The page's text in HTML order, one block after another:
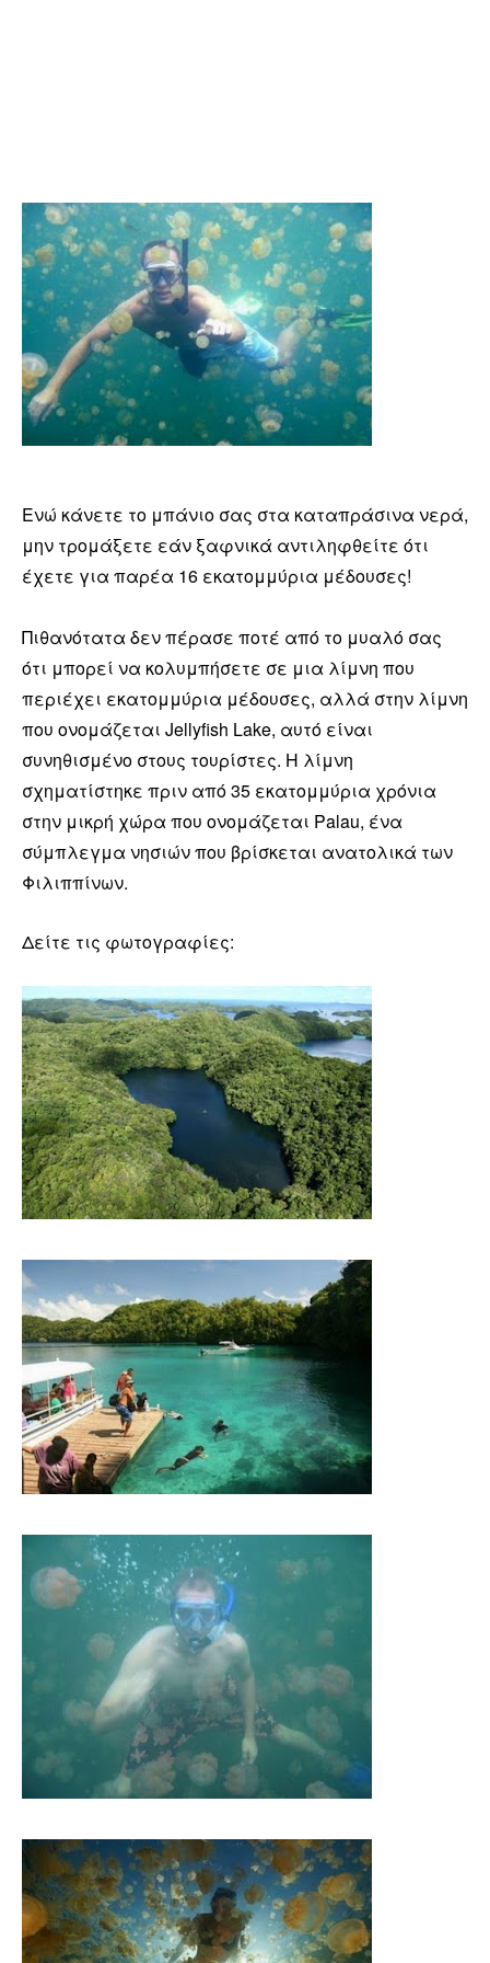
Ενώ κάνετε το μπάνιο σας στα καταπράσινα νερά,
μην τρομάξετε εάν ξαφνικά αντιληφθείτε ότι
έχετε για παρέα 16 εκατομμύρια μέδουσες!
Πιθανότατα δεν πέρασε ποτέ από το μυαλό σας
ότι μπορεί να κολυμπήσετε σε μια λίμνη που
περιέχει εκατομμύρια μέδουσες, αλλά στην λίμνη
που ονομάζεται Jellyfish Lake, αυτό είναι
συνηθισμένο στους τουρίστες. Η λίμνη
σχηματίστηκε πριν από 35 εκατομμύρια χρόνια
στην μικρή χώρα που ονομάζεται Palau, ένα
σύμπλεγμα νησιών που βρίσκεται ανατολικά των
Φιλιππίνων.
Δείτε τις φωτογραφίες: